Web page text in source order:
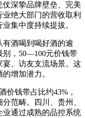
深挚品牌壁垒、完美
绝大部门的营收取利
集中度持续提拔。
酒喝到喝好酒的逾
别，50—100元价钱带
、访友支流场景。这
增加潜力。
钱带占比约43%，
范畴。四川、贵州、
通过成熟的品控系统